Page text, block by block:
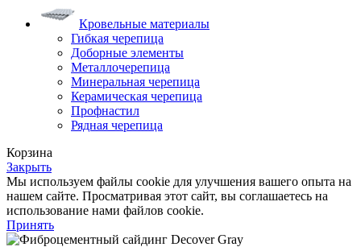
Кровельные материалы
Гибкая черепица
Доборные элементы
Металлочерепица
Минеральная черепица
Керамическая черепица
Профнастил
Рядная черепица
Корзина
Закрыть
Мы используем файлы cookie для улучшения вашего опыта на
нашем сайте. Просматривая этот сайт, вы соглашаетесь на
использование нами файлов cookie.
Принять